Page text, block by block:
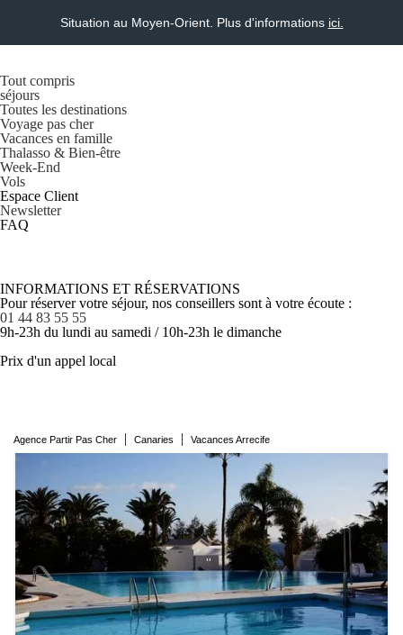
Situation au Moyen-Orient. Plus d'informations ici.
Tout compris
séjours
Toutes les destinations
Voyage pas cher
Vacances en famille
Thalasso & Bien-être
Week-End
Vols
Espace Client
Newsletter
FAQ
INFORMATIONS ET RÉSERVATIONS
Pour réserver votre séjour, nos conseillers sont à votre écoute :
01 44 83 55 55
9h-23h du lundi au samedi / 10h-23h le dimanche
Prix d'un appel local
Agence Partir Pas Cher | Canaries | Vacances Arrecife